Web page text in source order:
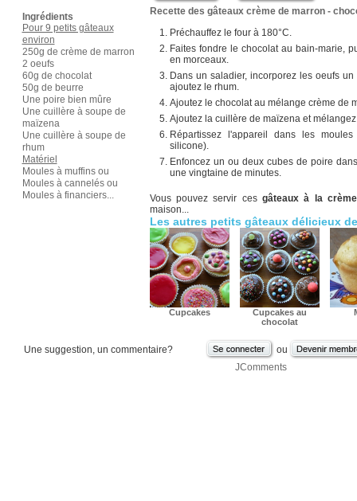
Ingrédients
Pour 9 petits gâteaux
environ
250g de crème de marron
2 oeufs
60g de chocolat
50g de beurre
Une poire bien mûre
Une cuillère à soupe de
maïzena
Une cuillère à soupe de
rhum
Matériel
Moules à muffins ou
Moules à cannelés ou
Moules à financiers...
Recette des gâteaux crème de marron -
Préchauffez le four à 180°C.
Faites fondre le chocolat au bain-marie,
en morceaux.
Dans un saladier, incorporez les oeufs
ajoutez le rhum.
Ajoutez le chocolat au mélange crème de
Ajoutez la cuillère de maïzena et
Répartissez l'appareil dans les
silicone).
Enfoncez un ou deux cubes de poire
une vingtaine de minutes.
Vous pouvez servir ces gâteaux à la
maison...
Les autres petits gâteaux délicieux
Cupcakes
Cupcakes au
chocolat
Une suggestion, un commentaire?
ou
JComments